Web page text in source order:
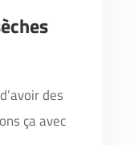
des
ça avec